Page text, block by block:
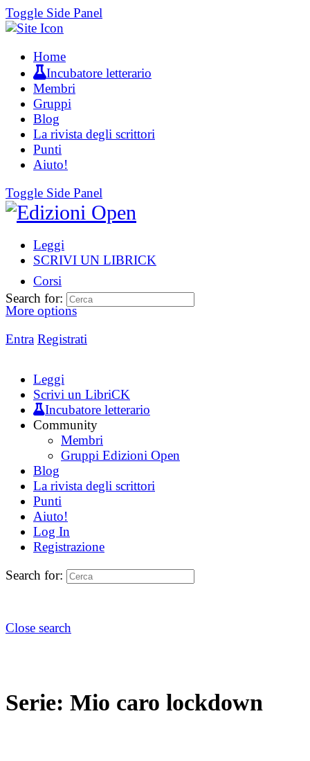
Toggle Side Panel
Home
Incubatore letterario
Membri
Gruppi
Blog
La rivista degli scrittori
Punti
Aiuto!
Toggle Side Panel
Leggi
SCRIVI UN LIBRICK
Corsi
More options
Entra Registrati
Search for:
Leggi
Scrivi un LibriCK
Incubatore letterario
Community
Membri
Gruppi Edizioni Open
Blog
La rivista degli scrittori
Punti
Aiuto!
Log In
Registrazione
Search for:
Close search
Serie: Mio caro lockdown